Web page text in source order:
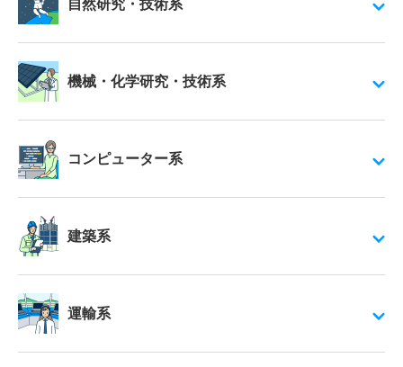
自然研究・技術系
機械・化学研究・技術系
コンピューター系
建築系
運輸系